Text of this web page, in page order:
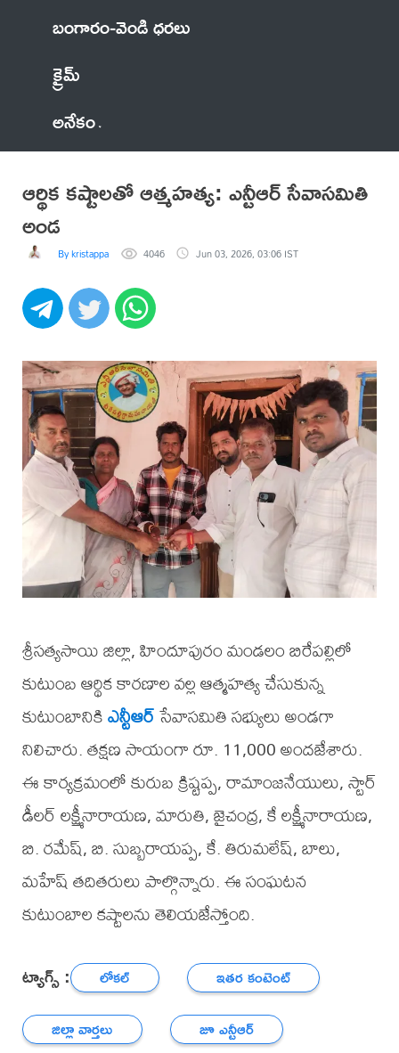
బంగారం-వెండి ధరలు
క్రైమ్
అనేకం
ఆర్థిక కష్టాలతో ఆత్మహత్య: ఎన్టీఆర్ సేవాసమితి
అండ
By kristappa 4046 Jun 03, 2026, 03:06 IST
శ్రీసత్యసాయి జిల్లా, హిందూపురం మండలం బిరేపల్లిలో
కుటుంబ ఆర్థిక కారణాల వల్ల ఆత్మహత్య చేసుకున్న
కుటుంబానికిఎన్టీఆర్సేవాసమితి సభ్యులు అండగా
నిలిచారు. తక్షణ సాయంగా రూ. 11,000 అందజేశారు.
ఈ కార్యక్రమంలో కురుబ క్రిష్టప్ప, రామాంజనేయులు, స్టార్
డీలర్ లక్ష్మీనారాయణ, మారుతి, జైచంద్ర, కే లక్ష్మీనారాయణ,
బి. రమేష్, బి. సుబ్బరాయప్ప, కే. తిరుమలేష్, బాలు,
మహేష్ తదితరులు పాల్గొన్నారు. ఈ సంఘటన
కుటుంబాల కష్టాలను తెలియజేస్తోంది.
ట్యాగ్స్ : లోకల్
ఇతర కంటెంట్
జిల్లా వార్తలు
జూ ఎన్టీఆర్